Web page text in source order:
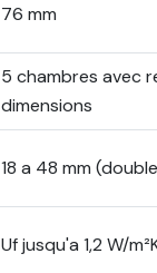
76 mm
5 chambres avec
dimensions
18 a 48 mm
Uf jusqu'a 1,2 W/